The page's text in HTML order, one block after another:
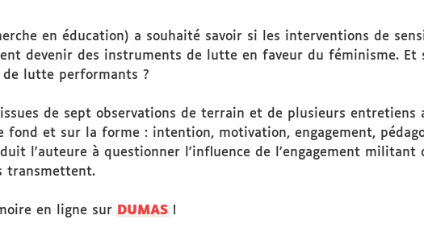
en éducation) a souhaité savoir si les interventions de
devenir des instruments de lutte en faveur du féminisme.
lutte performants ?
de sept observations de terrain et de plusieurs entretiens
et sur la forme : intention, motivation, engagement,
l'auteure à questionner l'influence de l'engagement militant
transmettent.
en ligne sur DUMAS !